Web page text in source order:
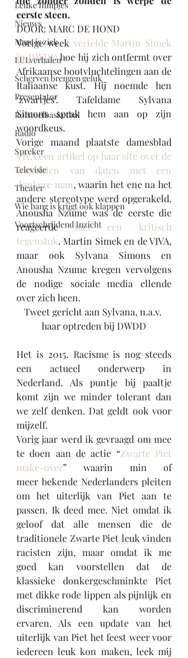
Leuke filmpjes
Nieuws
Marc is ziek
LULverhalen
Scherven brengen geluk
Presentator
Rolstoelbasketbal
Radio
Spreker
Televisie
Theater
Wie bang is krijgt ook klappen
Voortschrijdend Inzicht
eerste steen.
DOOR: MARC DE HOND
Vorige week vertelde Martin Simek
in DWDD hoe hij zich ontfermt over
Afrikaanse bootvluchtelingen aan de
Italiaanse kust. Hij noemde hen
‘zwartjes’. Tafeldame Sylvana
Simons sprak hem aan op zijn
woordkeus.
VIVA een artikel op haar site over de
voordelen van daten met een
donkere man, waarin het ene na het
andere stereotype werd opgerakeld.
Anousha Nzume was de eerste die
reageerde met een kritisch
tegenstuk. Martin Simek en de VIVA,
maar ook Sylvana Simons en
Anousha Nzume kregen vervolgens
de nodige sociale media ellende
over zich heen.
Tweet gericht aan Sylvana, n.a.v.
haar optreden bij DWDD
Het is 2015. Racisme is nog steeds
een actueel onderwerp in
Nederland. Als puntje bij paaltje
komt zijn we minder tolerant dan
we zelf denken. Dat geldt ook voor
mijzelf.
Vorig jaar werd ik gevraagd om mee
te doen aan de actie “Zwarte Piet
make-over” waarin min of
meer bekende Nederlanders pleiten
om het uiterlijk van Piet aan te
passen. Ik deed mee. Niet omdat ik
geloof dat alle mensen die de
traditionele Zwarte Piet leuk vinden
racisten zijn, maar omdat ik me
goed kan voorstellen dat de
klassieke donkergeschminkte Piet
met dikke rode lippen als pijnlijk en
discriminerend kan worden
ervaren. Als een update van het
uiterlijk van Piet het feest weer voor
iedereen leuk kon maken, leek mij